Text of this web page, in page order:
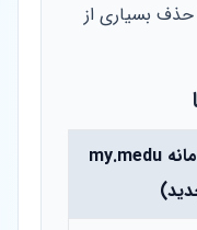
در سال ۱۴۰۵ باعث حذف بسیاری از
سامانه my.medu